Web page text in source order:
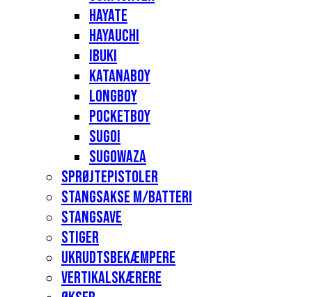
Hayate
Hayauchi
Ibuki
Katanaboy
Longboy
Pocketboy
Sugoi
Sugowaza
Sprøjtepistoler
Stangsakse m/batteri
Stangsave
Stiger
Ukrudtsbekæmpere
Vertikalskærere